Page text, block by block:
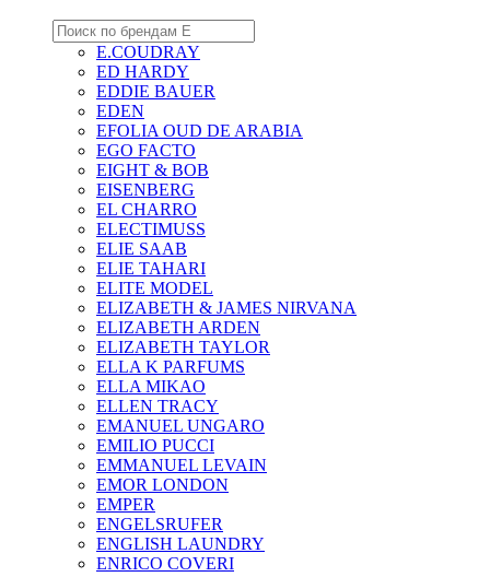
E.COUDRAY
ED HARDY
EDDIE BAUER
EDEN
EFOLIA OUD DE ARABIA
EGO FACTO
EIGHT & BOB
EISENBERG
EL CHARRO
ELECTIMUSS
ELIE SAAB
ELIE TAHARI
ELITE MODEL
ELIZABETH & JAMES NIRVANA
ELIZABETH ARDEN
ELIZABETH TAYLOR
ELLA K PARFUMS
ELLA MIKAO
ELLEN TRACY
EMANUEL UNGARO
EMILIO PUCCI
EMMANUEL LEVAIN
EMOR LONDON
EMPER
ENGELSRUFER
ENGLISH LAUNDRY
ENRICO COVERI